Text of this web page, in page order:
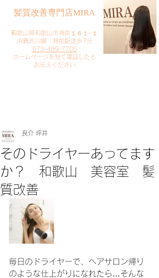
​髪質改善専門店MIRA
​和歌山県和歌山市神前１６１−１
JR貴志川線 神前駅徒歩7分
073-499-7705
​ホームページを見て電話したと
お伝えください
そのドライヤーあってます
か？ 和歌山 美容室 髪
質改善
良介 坪井
毎日のドライヤーで、ヘアサロン帰り
のような仕上がりになれたら…そんな